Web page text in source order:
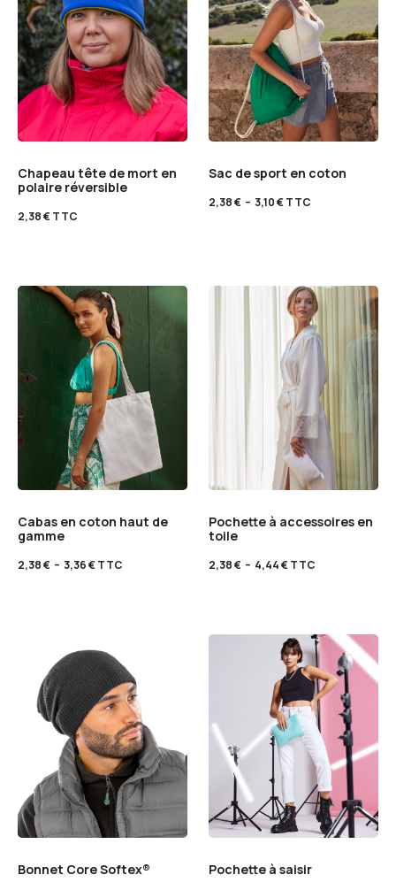
Chapeau tête de mort en
polaire réversible
2,38€TTC
Sac de sport en coton
2,38€ – 3,10€TTC
Cabas en coton haut de
gamme
2,38€ – 3,36€TTC
Pochette à accessoires en
toile
2,38€ – 4,44€TTC
Bonnet Core Softex® Pochette à saisir